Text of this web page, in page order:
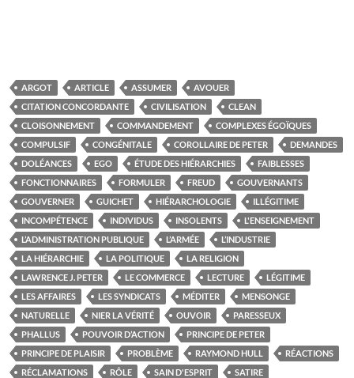
ARGOT ARTICLE ASSUMER
AVOUER
CITATION CONCORDANTE
CIVILISATION
CLEAN
CLOISONNEMENT
COMMANDEMENT
COMPLEXES ÉGOÏQUES
COMPULSIF
CONGÉNITALE COROLLAIRE DE PETER
DEMANDES
DOLÉANCES
EGO ÉTUDE DES HIÉRARCHIES
FAIBLESSES
FONCTIONNAIRES
FORMULER FREUD
GOUVERNANTS
GOUVERNER
GUICHET HIÉRARCHOLOGIE
ILLÉGITIME
INCOMPÉTENCE
INDIVIDUS INSOLENTS
L'ENSEIGNEMENT
L’ADMINISTRATION PUBLIQUE
L’ARMÉE
L’INDUSTRIE
LA HIÉRARCHIE
LA POLITIQUE
LA RELIGION
LAWRENCE J. PETER
LE COMMERCE LECTURE
LÉGITIME
LES AFFAIRES
LES SYNDICATS MÉDITER
MENSONGE
NATURELLE
NIER LA VÉRITÉ OUVOIR
PARESSEUX
PHALLUS
POUVOIR D’ACTION
PRINCIPE DE PETER
PRINCIPE DE PLAISIR
PROBLÈME RAYMOND HULL
RÉACTIONS
RÉCLAMATIONS
RÔLE SAIN D'ESPRIT
SATIRE